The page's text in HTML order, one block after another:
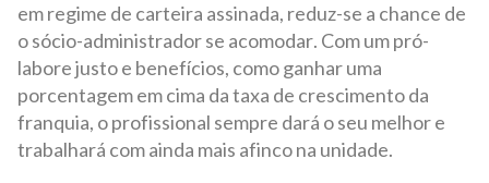
em regime de carteira assinada, reduz-se a chance de
o sócio-administrador se acomodar. Com um pró-
labore justo e benefícios, como ganhar uma
porcentagem em cima da taxa de crescimento da
franquia, o profissional sempre dará o seu melhor e
trabalhará com ainda mais afinco na unidade.